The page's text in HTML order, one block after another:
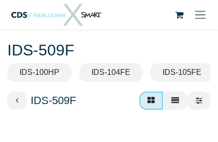
Zum Inhalt springen
IDS-509F
IDS-100HP IDS-104FE IDS-105FE
IDS-509F